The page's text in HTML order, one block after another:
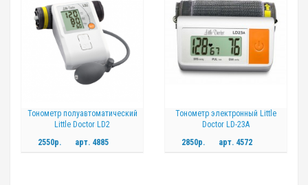
Тонометр полуавтоматический
Little Doctor LD2
2550р.
арт. 4885
Тонометр электронный Little
Doctor LD-23А
2850р.
арт. 4572